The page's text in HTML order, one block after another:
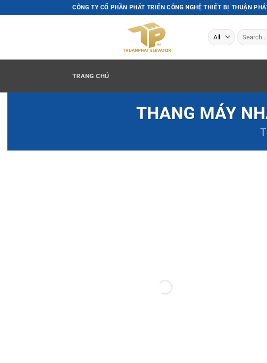
to
CÔNG TY CỔ PHẦN PHÁT TRIỂN CÔNG NGHỆ THIẾT BỊ THUẬN
Search
for:
TRANG CHỦ
THANG MÁY